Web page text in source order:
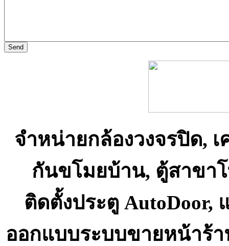
จำหน่ายกล้องวงจรปิด,
กันขโมยบ้าน, ตู้สาขา
ติดตั้งประตู AutoDoor,
ออกแบบระบบขายหน้าร้า